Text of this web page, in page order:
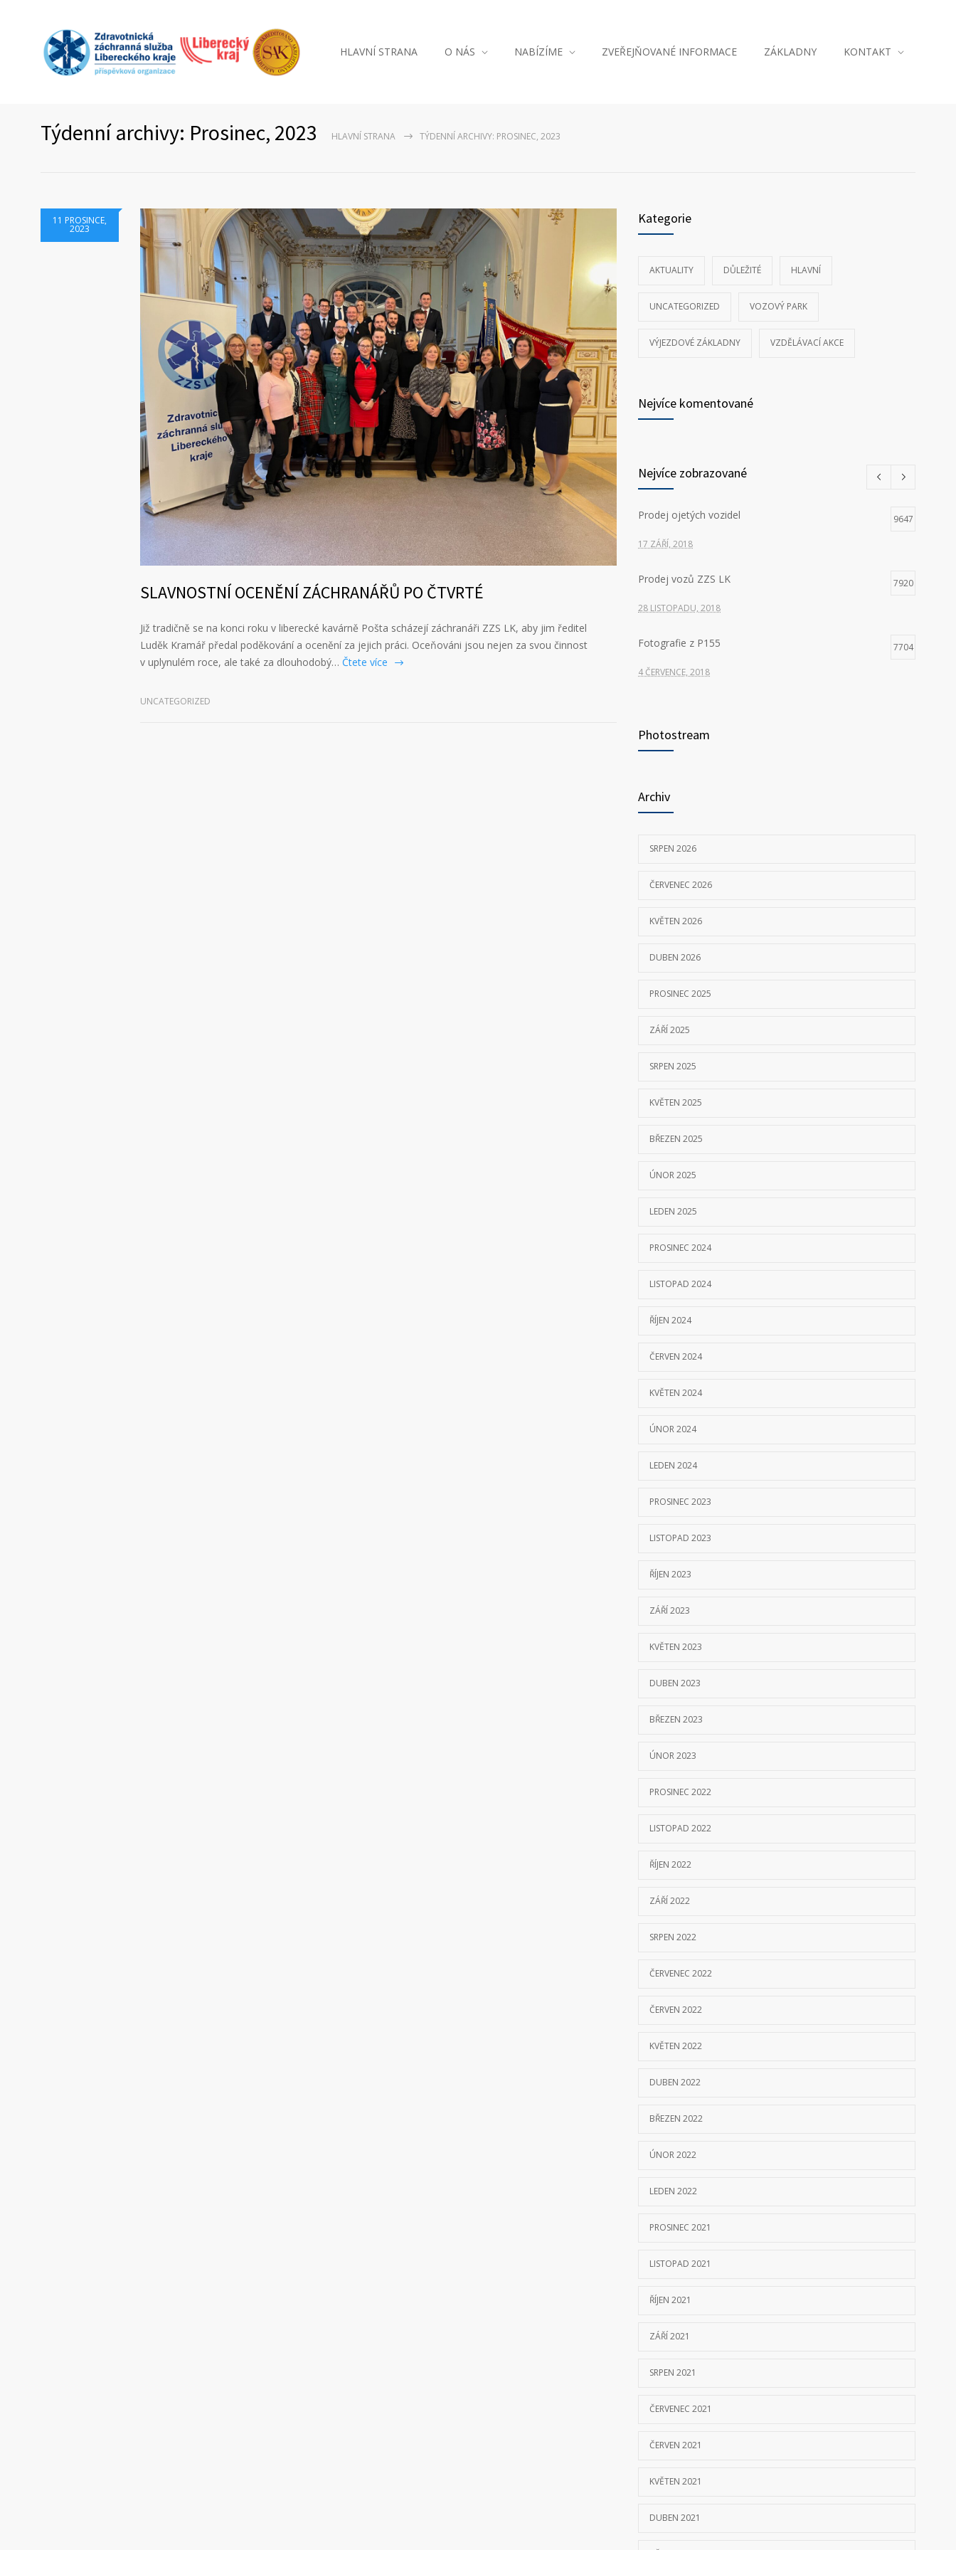
HLAVNÍ STRANA O NÁS NABÍZÍME ZVEŘEJŇOVANÉ INFORMACE ZÁKLADNY KONTAKT
Týdenní archivy: Prosinec, 2023 HLAVNÍ STRANA TÝDENNÍ ARCHIVY: PROSINEC, 2023
11 PROSINCE,
2023
SLAVNOSTNÍ OCENĚNÍ ZÁCHRANÁŘŮ PO ČTVRTÉ
Již tradičně se na konci roku v liberecké kavárně Pošta scházejí záchranáři ZZS LK, aby jim ředitel
Luděk Kramář předal poděkování a ocenění za jejich práci. Oceňováni jsou nejen za svou činnost
v uplynulém roce, ale také za dlouhodobý… Čtete více
UNCATEGORIZED
Kategorie
AKTUALITY DŮLEŽITÉ HLAVNÍ
UNCATEGORIZED VOZOVÝ PARK
VÝJEZDOVÉ ZÁKLADNY VZDĚLÁVACÍ AKCE
Nejvíce komentované
Nejvíce zobrazované
Prodej ojetých vozidel 9647
17 ZÁŘÍ, 2018
Prodej vozů ZZS LK 7920
28 LISTOPADU, 2018
Fotografie z P155 7704
4 ČERVENCE, 2018
11 ČERVNA, 2018
Photostream
Archiv
SRPEN 2026
ČERVENEC 2026
KVĚTEN 2026
DUBEN 2026
PROSINEC 2025
ZÁŘÍ 2025
SRPEN 2025
KVĚTEN 2025
BŘEZEN 2025
ÚNOR 2025
LEDEN 2025
PROSINEC 2024
LISTOPAD 2024
ŘÍJEN 2024
ČERVEN 2024
KVĚTEN 2024
ÚNOR 2024
LEDEN 2024
PROSINEC 2023
LISTOPAD 2023
ŘÍJEN 2023
ZÁŘÍ 2023
KVĚTEN 2023
DUBEN 2023
BŘEZEN 2023
ÚNOR 2023
PROSINEC 2022
LISTOPAD 2022
ŘÍJEN 2022
ZÁŘÍ 2022
SRPEN 2022
ČERVENEC 2022
ČERVEN 2022
KVĚTEN 2022
DUBEN 2022
BŘEZEN 2022
ÚNOR 2022
LEDEN 2022
PROSINEC 2021
LISTOPAD 2021
ŘÍJEN 2021
ZÁŘÍ 2021
SRPEN 2021
ČERVENEC 2021
ČERVEN 2021
KVĚTEN 2021
DUBEN 2021